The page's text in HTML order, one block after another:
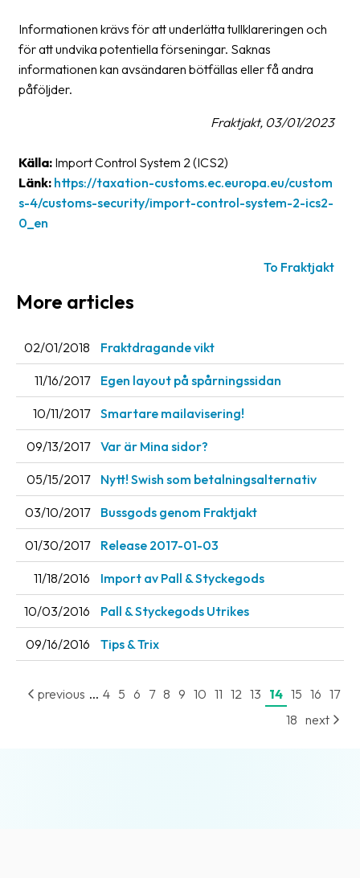
archive
Contact
Terms
and
conditions
dangerous
Informationen krävs för att underlätta tullklareringen och
för att undvika potentiella förseningar. Saknas
informationen kan avsändaren bötfällas eller få andra
påföljder.
Fraktjakt, 03/01/2023
Källa: Import Control System 2 (ICS2)
Länk: https://taxation-customs.ec.europa.eu/custom
s-4/customs-security/import-control-system-2-ics2-
0_en
To Fraktjakt
More articles
02/01/2018 Fraktdragande vikt
11/16/2017 Egen layout på spårningssidan
10/11/2017 Smartare mailavisering!
09/13/2017 Var är Mina sidor?
05/15/2017 Nytt! Swish som betalningsalternativ
03/10/2017 Bussgods genom Fraktjakt
01/30/2017 Release 2017-01-03
11/18/2016 Import av Pall & Styckegods
10/03/2016 Pall & Styckegods Utrikes
09/16/2016 Tips & Trix
previous ... 4 5 6 7 8 9 10 11 12 13 14 15 16 17
18 next